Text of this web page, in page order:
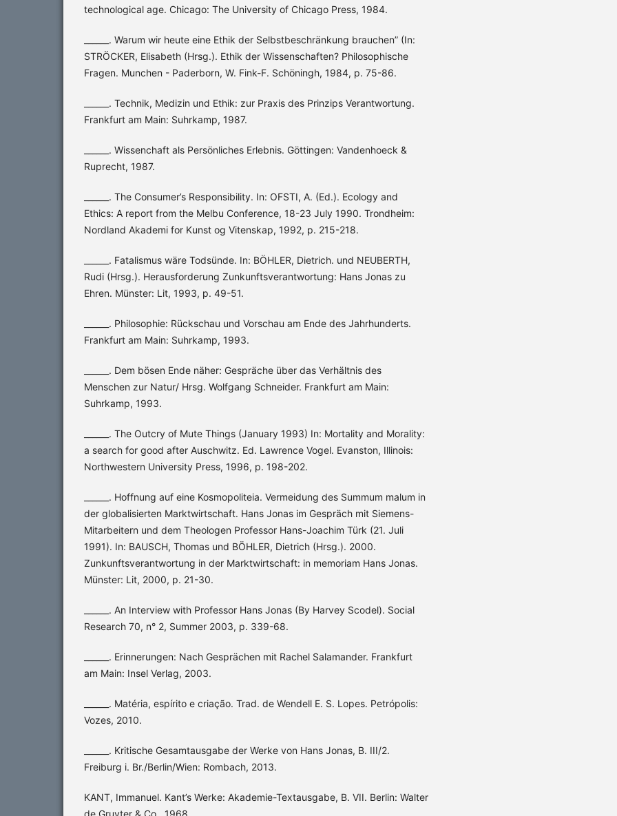
technological age. Chicago: The University of Chicago Press, 1984.
______. Warum wir heute eine Ethik der Selbstbeschränkung brauchen” (In:
STRÖCKER, Elisabeth (Hrsg.). Ethik der Wissenschaften? Philosophische
Fragen. Munchen - Paderborn, W. Fink-F. Schöningh, 1984, p. 75-86.
______. Technik, Medizin und Ethik: zur Praxis des Prinzips Verantwortung.
Frankfurt am Main: Suhrkamp, 1987.
______. Wissenchaft als Persönliches Erlebnis. Göttingen: Vandenhoeck &
Ruprecht, 1987.
______. The Consumer’s Responsibility. In: OFSTI, A. (Ed.). Ecology and
Ethics: A report from the Melbu Conference, 18-23 July 1990. Trondheim:
Nordland Akademi for Kunst og Vitenskap, 1992, p. 215-218.
______. Fatalismus wäre Todsünde. In: BÖHLER, Dietrich. und NEUBERTH,
Rudi (Hrsg.). Herausforderung Zunkunftsverantwortung: Hans Jonas zu
Ehren. Münster: Lit, 1993, p. 49-51.
______. Philosophie: Rückschau und Vorschau am Ende des Jahrhunderts.
Frankfurt am Main: Suhrkamp, 1993.
______. Dem bösen Ende näher: Gespräche über das Verhältnis des
Menschen zur Natur/ Hrsg. Wolfgang Schneider. Frankfurt am Main:
Suhrkamp, 1993.
______. The Outcry of Mute Things (January 1993) In: Mortality and Morality:
a search for good after Auschwitz. Ed. Lawrence Vogel. Evanston, Illinois:
Northwestern University Press, 1996, p. 198-202.
______. Hoffnung auf eine Kosmopoliteia. Vermeidung des Summum malum in
der globalisierten Marktwirtschaft. Hans Jonas im Gespräch mit Siemens-
Mitarbeitern und dem Theologen Professor Hans-Joachim Türk (21. Juli
1991). In: BAUSCH, Thomas und BÖHLER, Dietrich (Hrsg.). 2000.
Zunkunftsverantwortung in der Marktwirtschaft: in memoriam Hans Jonas.
Münster: Lit, 2000, p. 21-30.
______. An Interview with Professor Hans Jonas (By Harvey Scodel). Social
Research 70, n° 2, Summer 2003, p. 339-68.
______. Erinnerungen: Nach Gesprächen mit Rachel Salamander. Frankfurt
am Main: Insel Verlag, 2003.
______. Matéria, espírito e criação. Trad. de Wendell E. S. Lopes. Petrópolis:
Vozes, 2010.
______. Kritische Gesamtausgabe der Werke von Hans Jonas, B. III/2.
Freiburg i. Br./Berlin/Wien: Rombach, 2013.
KANT, Immanuel. Kant’s Werke: Akademie-Textausgabe, B. VII. Berlin: Walter